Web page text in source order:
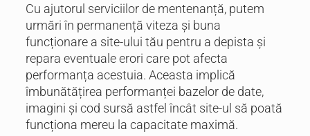
Cu ajutorul serviciilor de mentenanță, putem
urmări în permanență viteza și buna
funcționare a site-ului tău pentru a depista și
repara eventuale erori care pot afecta
performanța acestuia. Aceasta implică
îmbunătățirea performanței bazelor de date,
imagini și cod sursă astfel încât site-ul să poată
funcționa mereu la capacitate maximă.